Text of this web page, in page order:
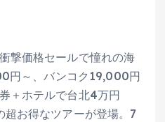
撃価格セールで憧れの海
円～、バンコク19,000円
＋ホテルで台北4万円
超お得なツアーが登場。7